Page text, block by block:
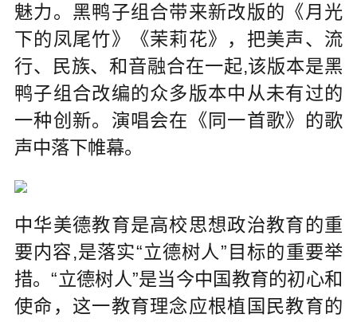
魅力。黑鸭子组合带来新改版的《月光
下的凤尾竹》《茉莉花》，把美声、流
行、民族、和音融合在一起,该版本是黑
鸭子组合改编的众多版本中从未有过的
一种创新。演唱会在《同一首歌》的歌
声中落下帷幕。
中华美德教育是高校思想政治教育的重
要内容,是落实“立德树人”目标的重要举
措。“立德树人”是当今中国教育的初心和
使命，这一教育理念应根植国民教育的